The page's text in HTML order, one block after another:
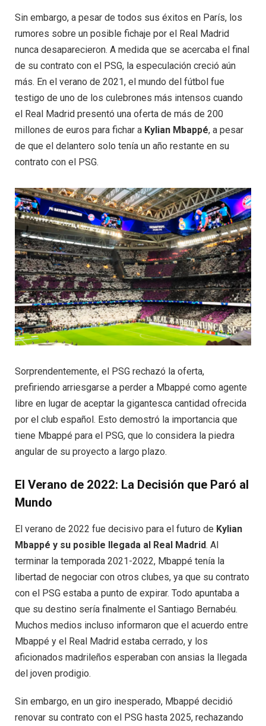
Sin embargo, a pesar de todos sus éxitos en París, los
rumores sobre un posible fichaje por el Real Madrid
nunca desaparecieron. A medida que se acercaba el final
de su contrato con el PSG, la especulación creció aún
más. En el verano de 2021, el mundo del fútbol fue
testigo de uno de los culebrones más intensos cuando
el Real Madrid presentó una oferta de más de 200
millones de euros para fichar a Kylian Mbappé, a pesar
de que el delantero solo tenía un año restante en su
contrato con el PSG.
Sorprendentemente, el PSG rechazó la oferta,
prefiriendo arriesgarse a perder a Mbappé como agente
libre en lugar de aceptar la gigantesca cantidad ofrecida
por el club español. Esto demostró la importancia que
tiene Mbappé para el PSG, que lo considera la piedra
angular de su proyecto a largo plazo.
El Verano de 2022: La Decisión que Paró al
Mundo
El verano de 2022 fue decisivo para el futuro de Kylian
Mbappé y su posible llegada al Real Madrid. Al
terminar la temporada 2021-2022, Mbappé tenía la
libertad de negociar con otros clubes, ya que su contrato
con el PSG estaba a punto de expirar. Todo apuntaba a
que su destino sería finalmente el Santiago Bernabéu.
Muchos medios incluso informaron que el acuerdo entre
Mbappé y el Real Madrid estaba cerrado, y los
aficionados madrileños esperaban con ansias la llegada
del joven prodigio.
Sin embargo, en un giro inesperado, Mbappé decidió
renovar su contrato con el PSG hasta 2025, rechazando